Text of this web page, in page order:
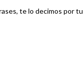
te lo decimos por